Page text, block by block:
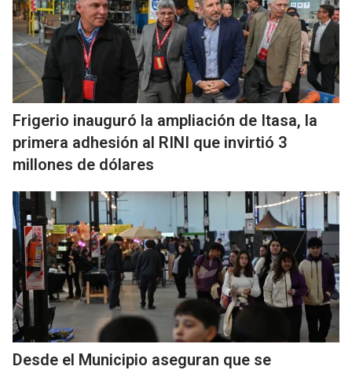
Frigerio inauguró la ampliación de Itasa, la
primera adhesión al RINI que invirtió 3
millones de dólares
Desde el Municipio aseguran que se